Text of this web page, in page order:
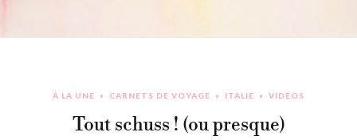
o r I
À LA UNE CARNETS DE VOYAGE ITALIE VIDÉOS
Tout schuss ! (ou presque)